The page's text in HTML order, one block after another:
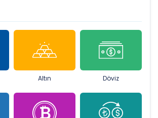
Altın Döviz